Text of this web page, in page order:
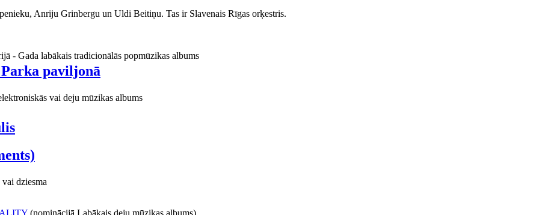
paviljonā
Anriju Grinbergu un Uldi Beitiņu. Tas ir Slavenais Rīgas orķestris.
- Gada labākais tradicionālās popmūzikas albums
vai deju mūzikas albums
dziesma
(nominācijā Labākais deju mūzikas albums)